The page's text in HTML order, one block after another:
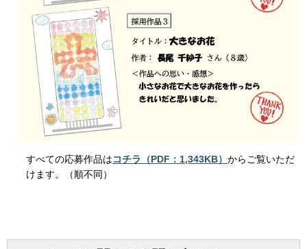
すべての応募作品はコチラ（PDF：1,343KB） からご覧いただ
けます。（順不同）